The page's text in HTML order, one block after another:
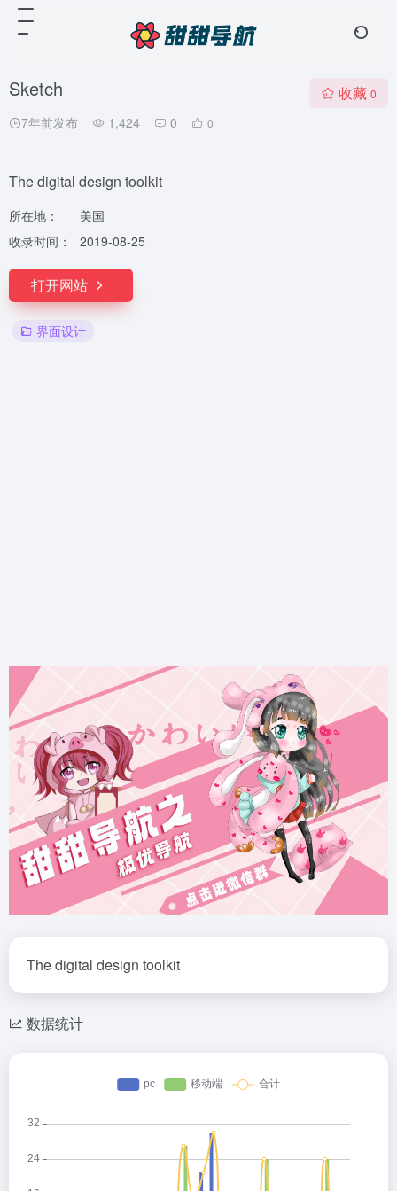
Sketch
7年前发布 1,424 0 0
收藏 0
The digital design toolkit
所在地：
美国
收录时间：
2019-08-25
打开网站
界面设计
The digital design toolkit
数据统计